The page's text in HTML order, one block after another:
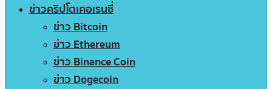
ข่าวคริปโตเคอเรนซี่
ข่าว Bitcoin
ข่าว Ethereum
ข่าว Binance Coin
ข่าว Dogecoin